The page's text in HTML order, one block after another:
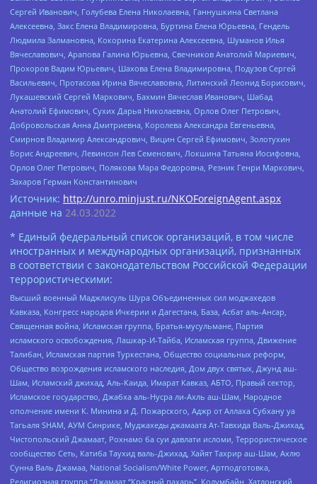
Сергей Иванович, Голубева Елена Николаевна, Ганнушкина Светлана
Алексеевна, Закс Елена Владимировна, Буртина Елена Юрьевна, Гендель
Людмила Залмановна, Кокорина Екатерина Алексеевна, Шуманов Илья
Вячеславович, Арапова Галина Юрьевна, Свечников Анатолий Мариевич,
Прохоров Вадим Юрьевич, Шахова Елена Владимировна, Подузов Сергей
Васильевич, Протасова Ирина Вячеславовна, Литинский Леонид Борисович,
Лукашевский Сергей Маркович, Бахмин Вячеслав Иванович, Шабад
Анатолий Ефимович, Сухих Дарья Николаевна, Орлов Олег Петрович,
Добровольская Анна Дмитриевна, Королева Александра Евгеньевна,
Смирнов Владимир Александрович, Вицин Сергей Ефимович, Золотухин
Борис Андреевич, Левинсон Лев Семенович, Локшина Татьяна Иосифовна,
Орлов Олег Петрович, Полякова Мара Федоровна, Резник Генри Маркович,
Захаров Герман Константинович
Источник: http://unro.minjust.ru/NKOForeignAgent.aspx
данные на 24.03.2022
* Единый федеральный список организаций, в том числе
иностранных и международных организаций, признанных
в соответствии с законодательством Российской Федерации
террористическими:
Высший военный Маджлисуль Шура Объединенных сил моджахедов
Кавказа, Конгресс народов Ичкерии и Дагестана, База, Асбат аль-Ансар,
Священная война, Исламская группа, Братья-мусульмане, Партия
исламского освобождения, Лашкар-И-Тайба, Исламская группа, Движение
Талибан, Исламская партия Туркестана, Общество социальных реформ,
Общество возрождения исламского наследия, Дом двух святых, Джунд аш-
Шам, Исламский джихад, Аль-Каида, Имарат Кавказ, АБТО, Правый сектор,
Исламское государство, Джабха аль-Нусра ли-Ахль аш-Шам, Народное
ополчение имени К. Минина и Д. Пожарского, Аджр от Аллаха Субхану уа
Тагьаля SHAM, АУМ Синрике, Муджахеды джамаата Ат-Тавхида Валь-Джихад,
Чистопольский Джамаат, Рохнамо ба суи давлати исломи, Террористическое
сообщество Сеть, Катиба Таухид валь-Джихад, Хайят Тахрир аш-Шам, Ахлю
Сунна Валь Джамаа, National Socialism/White Power, Артподготовка,
Религиозная группа “Джамаат “Красный пахарь”, Колумбайн, Хатлонский